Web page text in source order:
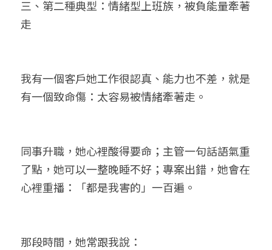
三、第二種典型：情緒型上班族，被負能量牽著
走
我有一個客戶她工作很認真、能力也不差，就是
有一個致命傷：太容易被情緒牽著走。
同事升職，她心裡酸得要命；主管一句話語氣重
了點，她可以一整晚睡不好；專案出錯，她會在
心裡重播：「都是我害的」一百遍。
那段時間，她常跟我說：